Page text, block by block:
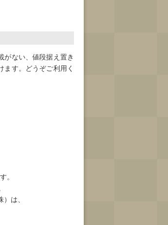
がない、値段据え置き
す。どうぞご利用く
。
は、